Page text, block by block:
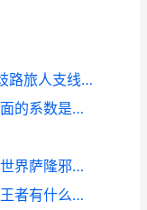
歧路旅人0支线如何邂逅凯路扎斯 歧路旅人支线任务怎么看
矩阵配置需求有哪些 矩阵配方法前面的系数是特征值吗
魔兽世界中萨隆矿坑如何前往 魔兽世界萨隆邪铁箭头哪里学
王者国庆庆典活动主题如何玩 国庆王者有什么活动